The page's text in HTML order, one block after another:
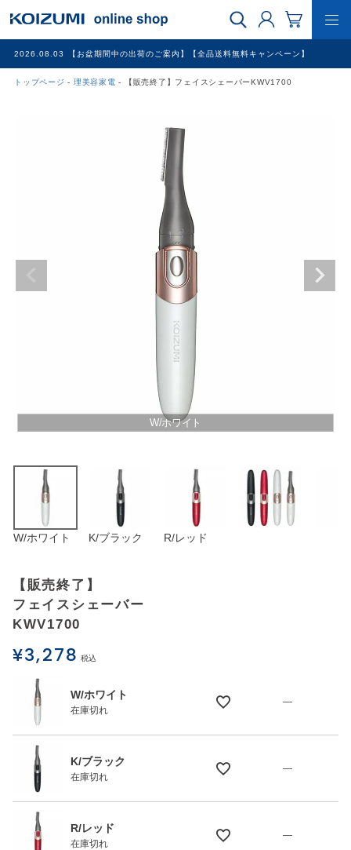
2026.08.03 【お盆期間中の出荷のご案内】【全品送料無料キャンペーン】
トップページ 理美容家電 【販売終了】フェイスシェーバーKWV1700
アウトレットSALE
ブログ
W/ホワイト
W/ホワイト K/ブラック R/レッド
【販売終了】
フェイスシェーバー
KWV1700
¥3,278 税込
W/ホワイト
在庫切れ
—
K/ブラック
在庫切れ
—
R/レッド
在庫切れ
—